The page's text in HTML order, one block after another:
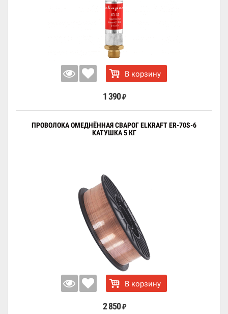
В корзину
1 390 ₽
ПРОВОЛОКА ОМЕДНЁННАЯ СВАРОГ ELKRAFT ER-70S-6
КАТУШКА 5 КГ
В корзину
2 850 ₽